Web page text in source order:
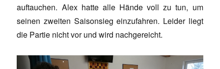
auftauchen. Alex hatte alle Hände voll zu tun, um
seinen zweiten Saisonsieg einzufahren. Leider liegt
die Partie nicht vor und wird nachgereicht.